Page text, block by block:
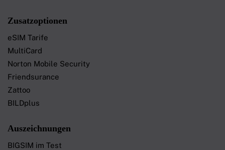
Zusatzoptionen
eSIM Tarife
MultiCard
Norton Mobile Security
Friendsurance
Zattoo
BILDplus
Auszeichnungen
BIGSIM im Test